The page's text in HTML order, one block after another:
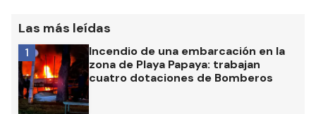
Las más leídas
Incendio de una embarcación en la
zona de Playa Papaya: trabajan
cuatro dotaciones de Bomberos
1